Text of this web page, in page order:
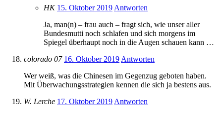
HK 15. Oktober 2019 Antworten
Ja, man(n) – frau auch – fragt sich, wie unser aller
Bundesmutti noch schlafen und sich morgens im
Spiegel überhaupt noch in die Augen schauen kann …
colorado 07 16. Oktober 2019 Antworten
Wer weiß, was die Chinesen im Gegenzug geboten haben.
Mit Überwachungsstrategien kennen die sich ja bestens aus.
W. Lerche 17. Oktober 2019 Antworten